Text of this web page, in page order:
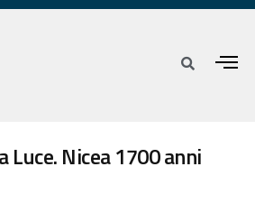
Luce. Nicea 1700 anni